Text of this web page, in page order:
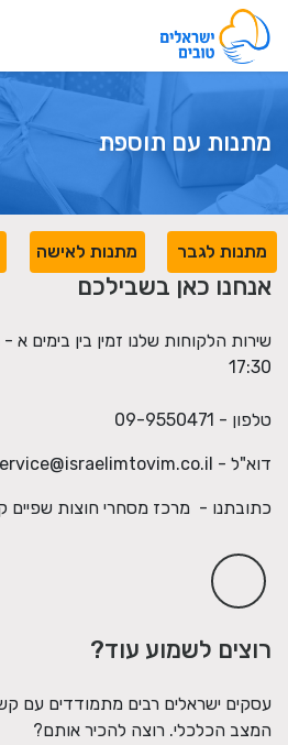
מתנות עם תוספת
מתנות לגבר מתנות לאישה
אנחנו כאן בשבילכם
17:30
טלפון - 09-9550471
דוא"ל -
כתובתנו - מרכז מסחרי חוצות שפיים
רוצים לשמוע עוד?
עסקים ישראלים רבים מתמודדים עם
המצב הכלכלי. רוצה להכיר אותם?